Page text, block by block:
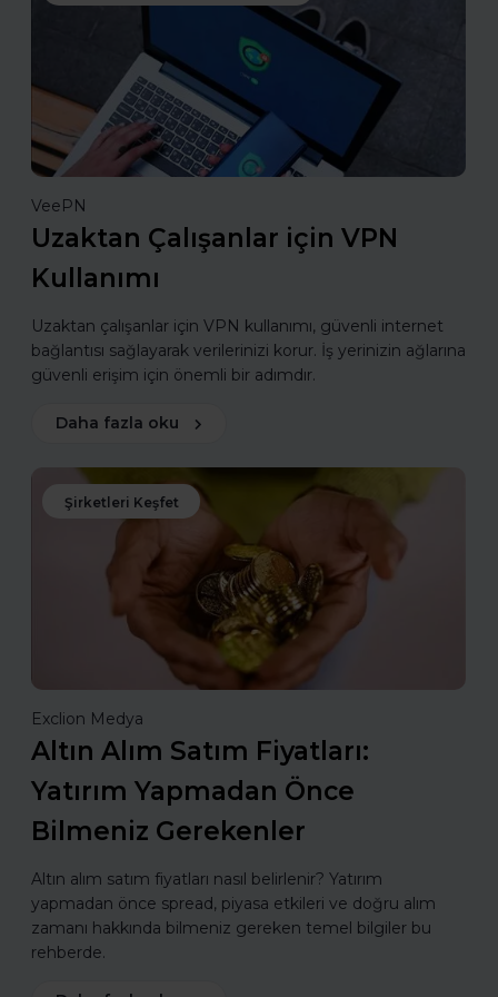
VeePN
Uzaktan Çalışanlar için VPN
Kullanımı
Uzaktan çalışanlar için VPN kullanımı, güvenli internet
bağlantısı sağlayarak verilerinizi korur. İş yerinizin ağlarına
güvenli erişim için önemli bir adımdır.
Daha fazla oku
Şirketleri Keşfet
Exclion Medya
Altın Alım Satım Fiyatları:
Yatırım Yapmadan Önce
Bilmeniz Gerekenler
Altın alım satım fiyatları nasıl belirlenir? Yatırım
yapmadan önce spread, piyasa etkileri ve doğru alım
zamanı hakkında bilmeniz gereken temel bilgiler bu
rehberde.